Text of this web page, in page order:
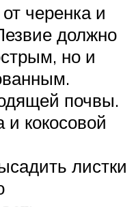
черенка и
должно
но и
почвы.
и кокосовой
листки